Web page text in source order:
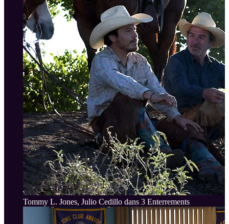
Tommy L. Jones, Julio Cedillo dans 3 Enterrements